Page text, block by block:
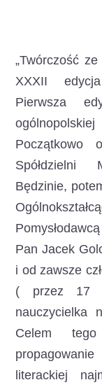
„Twórczość
XXXII
Pierwsza
Początkowo
Spółdzielni
Będzinie,
Pan Jacek
i od zawsze
( przez 17
nauczycielka
Celem
literackiej